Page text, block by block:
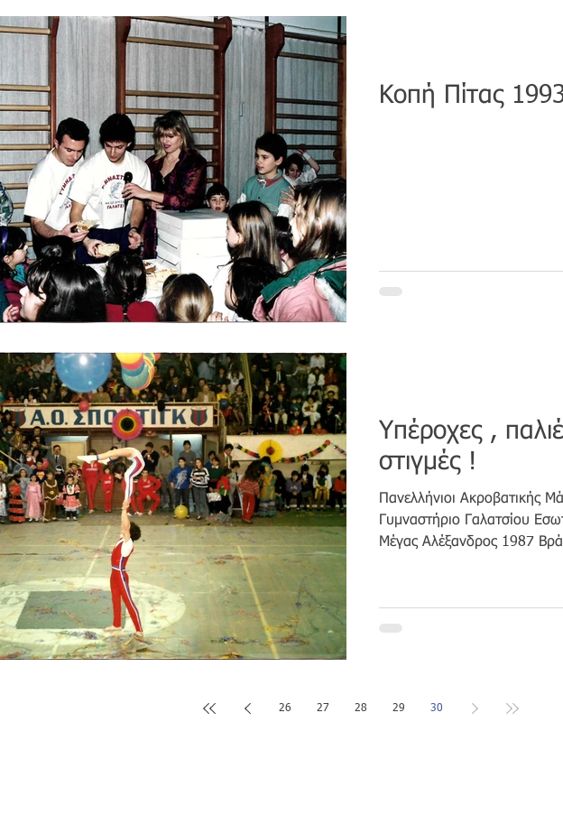
Κοπή Πίτας
Υπέροχες ,
στιγμές !
Πανελλήνιοι Ακροβατικής
Γυμναστήριο Γαλατσίου
Μέγας Αλέξανδρος 1987
26 27 28 29 30